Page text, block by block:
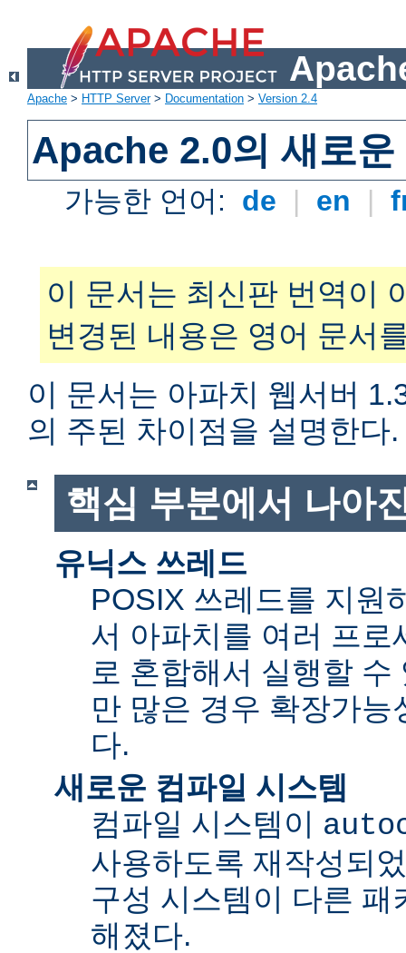
Apache > HTTP Server> Documentation > Version 2.4
Apache 2.0의 새로운
가능한 언어: de | en |
이 문서는 최신판 번역이
변경된 내용은 영어 문서
이 문서는 아파치 웹서버
의 주된 차이점을 설명한다.
핵심 부분에서 나아
유닉스 쓰레드
POSIX 쓰레드를 지원
서 아파치를 여러 프로
로 혼합해서 실행할
만 많은 경우 확장가
다.
새로운 컴파일 시스템
컴파일 시스템이
사용하도록 재작성되
구성 시스템이 다른 패
해졌다.